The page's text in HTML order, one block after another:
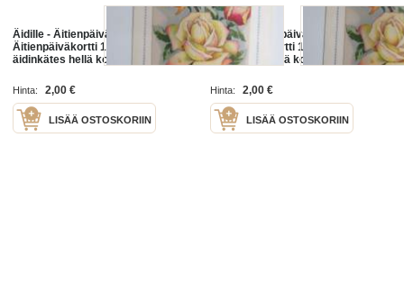
Äidille - Äitienpäivä -
Äitienpäiväkortti 1940-luvulta; Sun
äidinkätes hellä kosketukses, Sun
´lapsuutemme parhain lohdutus
ja...
Hinta: 2,00 €
LISÄÄ OSTOSKORIIN
Äidille - Äitienpäivä -
Äitienpäiväkortti 1940-luvulta; Sun
äidinkätes hellä kosketukses, Sun
´lapsuutemme parhain lohdutus
ja...
Hinta: 2,00 €
LISÄÄ OSTOSKORIIN